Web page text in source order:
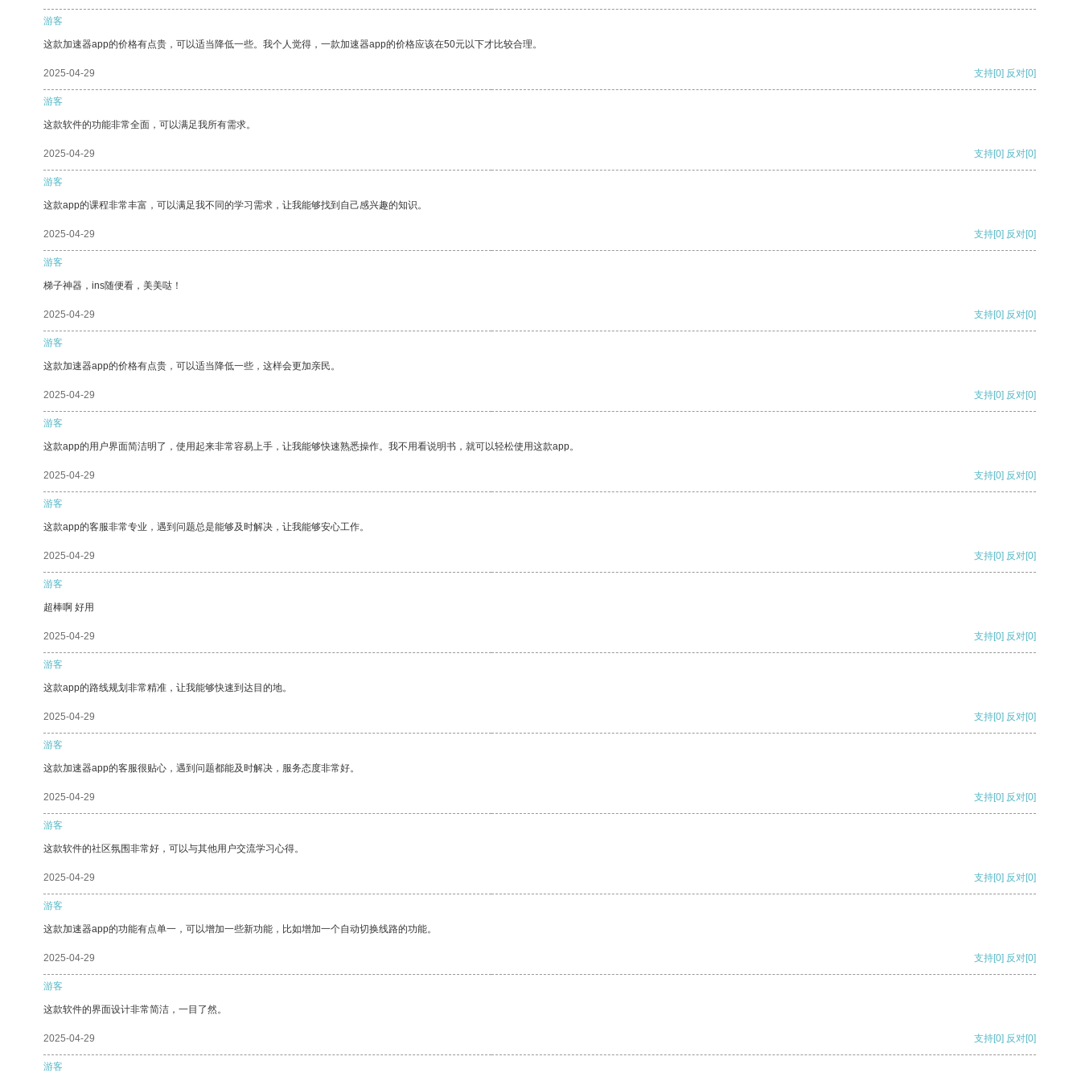
游客
这款加速器app的价格有点贵，可以适当降低一些。我个人觉得，一款加速器app的价格应该在50元以下才比较合理。
2025-04-29 支持[0] 反对[0]
游客
这款软件的功能非常全面，可以满足我所有需求。
2025-04-29 支持[0] 反对[0]
游客
这款app的课程非常丰富，可以满足我不同的学习需求，让我能够找到自己感兴趣的知识。
2025-04-29 支持[0] 反对[0]
游客
梯子神器，ins随便看，美美哒！
2025-04-29 支持[0] 反对[0]
游客
这款加速器app的价格有点贵，可以适当降低一些，这样会更加亲民。
2025-04-29 支持[0] 反对[0]
游客
这款app的用户界面简洁明了，使用起来非常容易上手，让我能够快速熟悉操作。我不用看说明书，就可以轻松使用这款app。
2025-04-29 支持[0] 反对[0]
游客
这款app的客服非常专业，遇到问题总是能够及时解决，让我能够安心工作。
2025-04-29 支持[0] 反对[0]
游客
超棒啊 好用
2025-04-29 支持[0] 反对[0]
游客
这款app的路线规划非常精准，让我能够快速到达目的地。
2025-04-29 支持[0] 反对[0]
游客
这款加速器app的客服很贴心，遇到问题都能及时解决，服务态度非常好。
2025-04-29 支持[0] 反对[0]
游客
这款软件的社区氛围非常好，可以与其他用户交流学习心得。
2025-04-29 支持[0] 反对[0]
游客
这款加速器app的功能有点单一，可以增加一些新功能，比如增加一个自动切换线路的功能。
2025-04-29 支持[0] 反对[0]
游客
这款软件的界面设计非常简洁，一目了然。
2025-04-29 支持[0] 反对[0]
游客